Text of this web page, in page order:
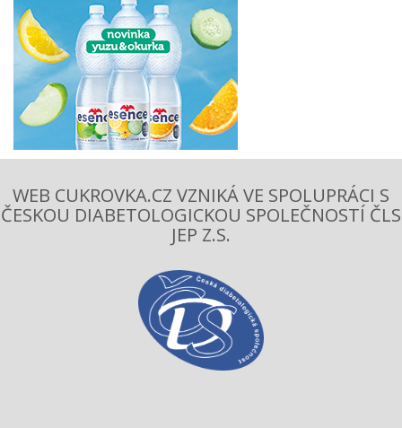
WEB CUKROVKA.CZ VZNIKÁ VE SPOLUPRÁCI S
ČESKOU DIABETOLOGICKOU SPOLEČNOSTÍ ČLS
JEP Z.S.